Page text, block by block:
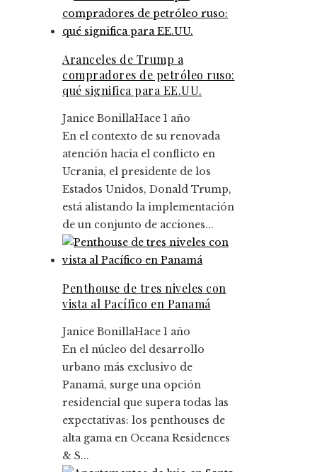
Aranceles de Trump a
compradores de petróleo ruso:
qué significa para EE.UU.
Janice BonillaHace 1 año
En el contexto de su renovada
atención hacia el conflicto en
Ucrania, el presidente de los
Estados Unidos, Donald Trump,
está alistando la implementación
de un conjunto de acciones...
Penthouse de tres niveles con
vista al Pacífico en Panamá
Janice BonillaHace 1 año
En el núcleo del desarrollo
urbano más exclusivo de
Panamá, surge una opción
residencial que supera todas las
expectativas: los penthouses de
alta gama en Oceana Residences
& S...